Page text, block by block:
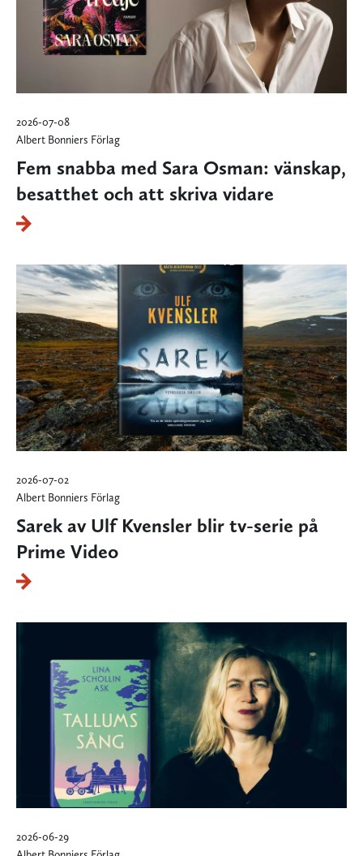
2026-07-08
Albert Bonniers Förlag
Fem snabba med Sara Osman: vänskap,
besatthet och att skriva vidare
2026-07-02
Albert Bonniers Förlag
Sarek av Ulf Kvensler blir tv-serie på
Prime Video
2026-06-29